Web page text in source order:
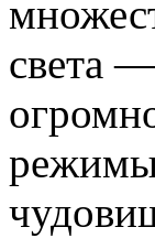
света
режимы